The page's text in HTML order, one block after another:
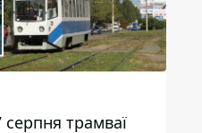
серпня трамваї